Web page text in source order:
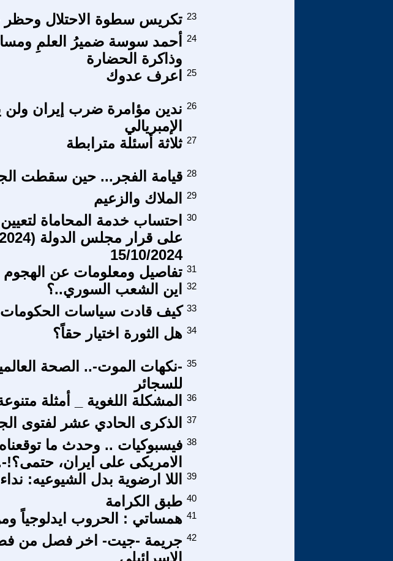
تكريس سطوة الاحتلال وحظر - 23
أحمد سوسة ضميرُ العلمِ
وذاكرة الحضارة
24
اعرف عدوك 25
ندين مؤامرة ضرب إيران
الإمبريالي
26
ثلاثة أسئلة مترابطة 27
قيامة الفجر... حين سقطت 28
الملاك والزعيم 29
احتساب خدمة المحاماة
15/10/2024
30
تفاصيل ومعلومات عن الهجوم 31
اين الشعب السوري..؟ 32
كيف قادت سياسات الحكومات 33
هل الثورة اختيار حقاً؟ 34
-نكهات الموت-.. الصحة
للسجائر
35
المشكلة اللغوية _ أمثلة 36
الذكرى الحادي عشر لفتوى 37
الامريكى على ايران،
38
اللا ارضوية بدل الشيوعيه: 39
طبق الكرامة 40
همساتي : الحروب ايدلوجياً 41
جريمة -جيت- اخر فصل من
الإسرائيلي
42